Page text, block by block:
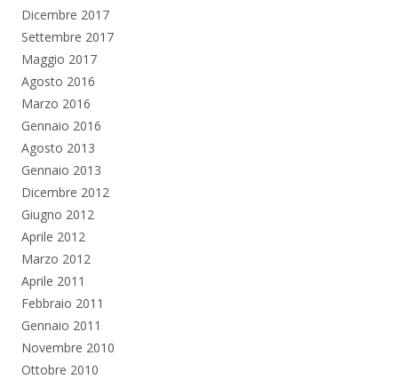
Dicembre 2017
Settembre 2017
Maggio 2017
Agosto 2016
Marzo 2016
Gennaio 2016
Agosto 2013
Gennaio 2013
Dicembre 2012
Giugno 2012
Aprile 2012
Marzo 2012
Aprile 2011
Febbraio 2011
Gennaio 2011
Novembre 2010
Ottobre 2010